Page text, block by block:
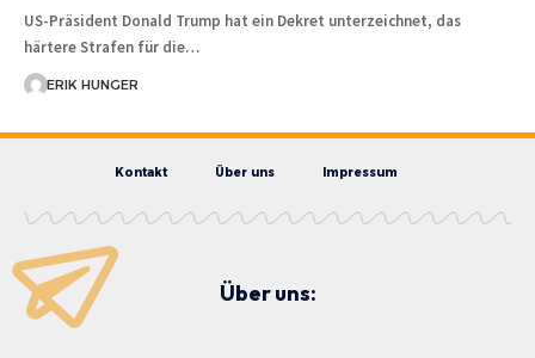
US-Präsident Donald Trump hat ein Dekret unterzeichnet, das
härtere Strafen für die…
ERIK HUNGER
Kontakt Über uns Impressum
Über uns: